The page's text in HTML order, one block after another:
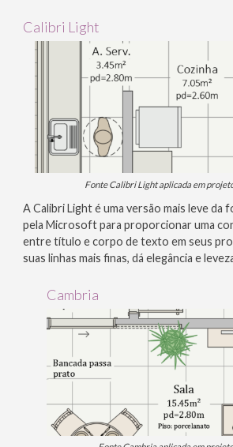
Calibri Light
Fonte Calibri Light aplicada em
A Calibri Light é uma versão mais leve da
pela Microsoft para proporcionar uma
entre título e corpo de texto em seus
suas linhas mais finas, dá elegância e
Cambria